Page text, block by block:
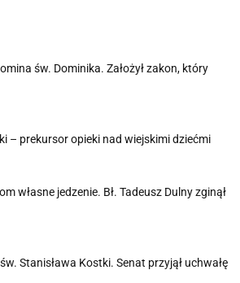
św. Dominika. Założył zakon, który
– prekursor opieki nad wiejskimi dziećmi
własne jedzenie. Bł. Tadeusz Dulny zginął
Stanisława Kostki. Senat przyjął uchwałę